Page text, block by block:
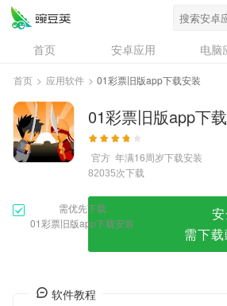
01彩票旧版app下载安装
首页 安卓应用 电脑
资讯
专题
问答
首页 > 应用软件 > 01彩票旧版app下载安装
01彩票旧版app下
官方 年满16周岁下载安装
82035次下载
需优先下载
01彩票旧版app下载安装
需下
软件教程